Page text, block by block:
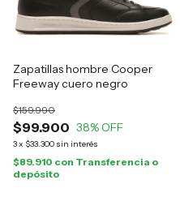
Zapatillas hombre Cooper
Freeway cuero negro
$99.900
$159.990
38% OFF
3x $33.300 sin interés
$89.910 con Transferencia o
depósito